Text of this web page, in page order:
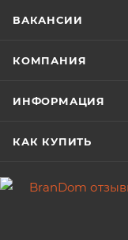
ВАКАНСИИ
КОМПАНИЯ
ИНФОРМАЦИЯ
КАК КУПИТЬ